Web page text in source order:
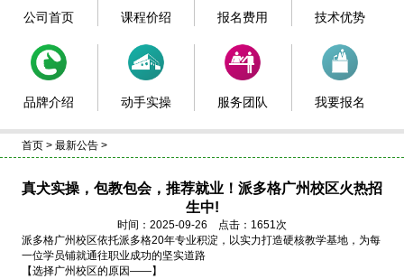
公司首页 课程价绍 报名费用 技术优势
品牌介绍 动手实操 服务团队 我要报名
首页 > 最新公告 >
真犬实操，包教包会，推荐就业！派多格广州校区火热招
生中!
时间：2025-09-26 点击：1651次
派多格广州校区依托派多格20年专业积淀，以实力打造硬核教学基地，为每
一位学员铺就通往职业成功的坚实道路
【选择广州校区的原因——】